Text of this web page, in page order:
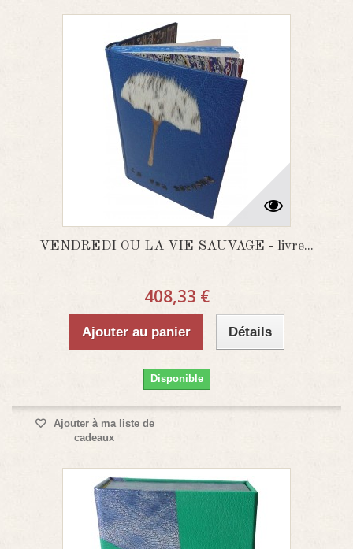
VENDREDI OU LA VIE SAUVAGE - livre...
408,33 €
Ajouter au panier Détails
Disponible
Ajouter à ma liste de
cadeaux